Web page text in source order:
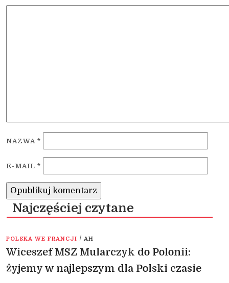
NAZWA *
E-MAIL *
Najczęściej czytane
POLSKA WE FRANCJI / AH
Wiceszef MSZ Mularczyk do Polonii:
żyjemy w najlepszym dla Polski czasie